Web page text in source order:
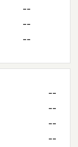
--
--
--
--
--
--
--